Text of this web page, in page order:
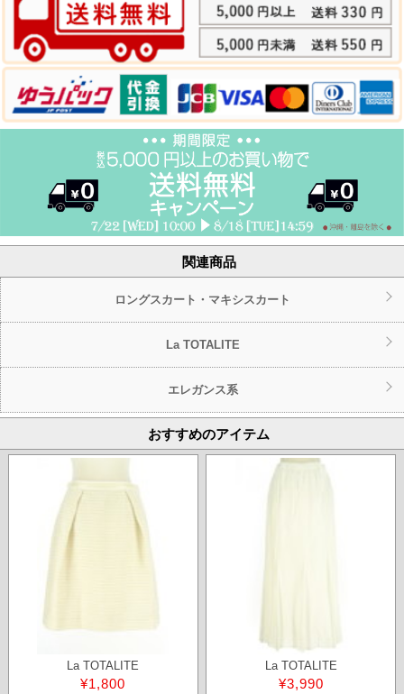
関連商品
ロングスカート・マキシスカート
La TOTALITE
エレガンス系
おすすめのアイテム
La TOTALITE
¥1,800
La TOTALITE
¥3,990